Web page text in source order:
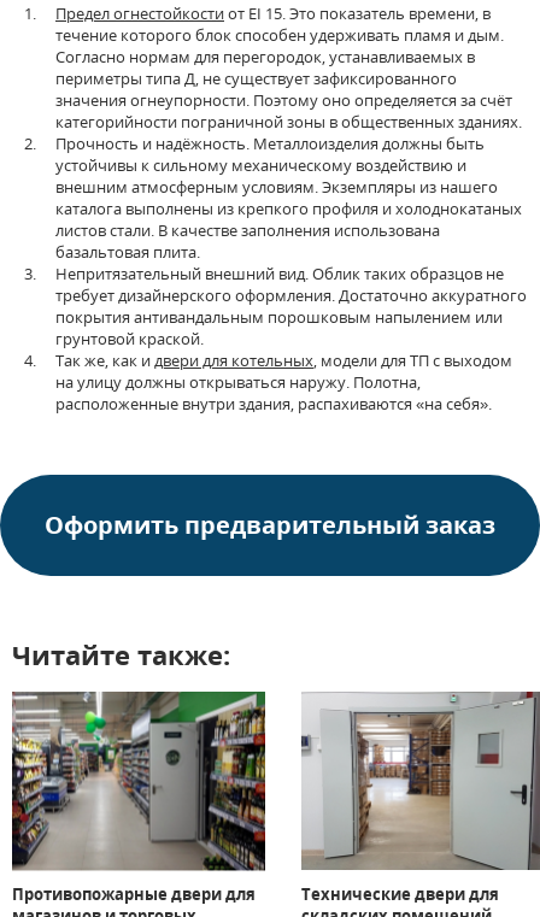
Предел огнестойкостиот EI 15. Это показатель времени, в
течение которого блок способен удерживать пламя и дым.
Согласно нормам для перегородок, устанавливаемых в
периметры типа Д, не существует зафиксированного
значения огнеупорности. Поэтому оно определяется за счёт
категорийности пограничной зоны в общественных зданиях.
Прочность и надёжность. Металлоизделия должны быть
устойчивы к сильному механическому воздействию и
внешним атмосферным условиям. Экземпляры из нашего
каталога выполнены из крепкого профиля и холоднокатаных
листов стали. В качестве заполнения использована
базальтовая плита.
Непритязательный внешний вид. Облик таких образцов не
требует дизайнерского оформления. Достаточно аккуратного
покрытия антивандальным порошковым напылением или
грунтовой краской.
Так же, как идвери для котельных, модели для ТП с выходом
на улицу должны открываться наружу. Полотна,
расположенные внутри здания, распахиваются «на себя».
Оформить предварительный заказ
Читайте также:
Противопожарные двери для
Технические двери для